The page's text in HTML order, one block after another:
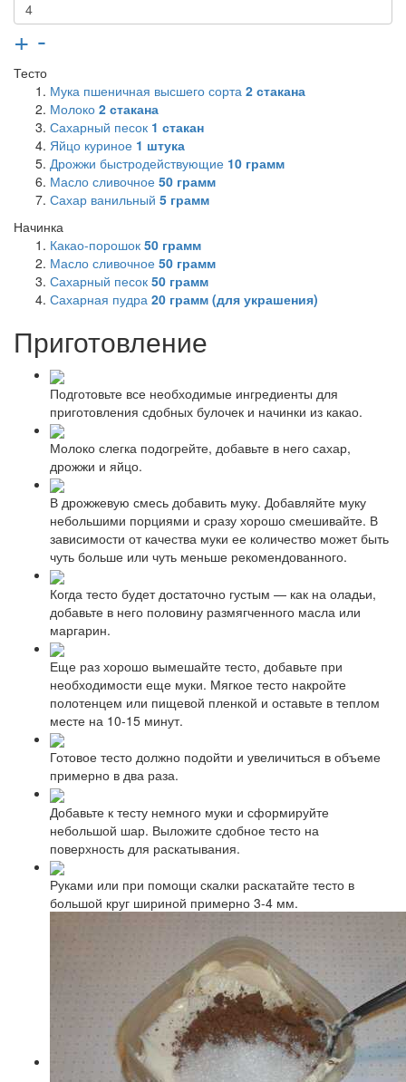
+ -
Тесто
Мука пшеничная высшего сорта 2 стакана
Молоко 2 стакана
Сахарный песок 1 стакан
Яйцо куриное 1 штука
Дрожжи быстродействующие 10 грамм
Масло сливочное 50 грамм
Сахар ванильный 5 грамм
Начинка
Какао-порошок 50 грамм
Масло сливочное 50 грамм
Сахарный песок 50 грамм
Сахарная пудра 20 грамм (для украшения)
Приготовление
Подготовьте все необходимые ингредиенты для
приготовления сдобных булочек и начинки из какао.
Молоко слегка подогрейте, добавьте в него сахар,
дрожжи и яйцо.
В дрожжевую смесь добавить муку. Добавляйте муку
небольшими порциями и сразу хорошо смешивайте. В
зависимости от качества муки ее количество может быть
чуть больше или чуть меньше рекомендованного.
Когда тесто будет достаточно густым — как на оладьи,
добавьте в него половину размягченного масла или
маргарин.
Еще раз хорошо вымешайте тесто, добавьте при
необходимости еще муки. Мягкое тесто накройте
полотенцем или пищевой пленкой и оставьте в теплом
месте на 10-15 минут.
Готовое тесто должно подойти и увеличиться в объеме
примерно в два раза.
Добавьте к тесту немного муки и сформируйте
небольшой шар. Выложите сдобное тесто на
поверхность для раскатывания.
Руками или при помощи скалки раскатайте тесто в
большой круг шириной примерно 3-4 мм.